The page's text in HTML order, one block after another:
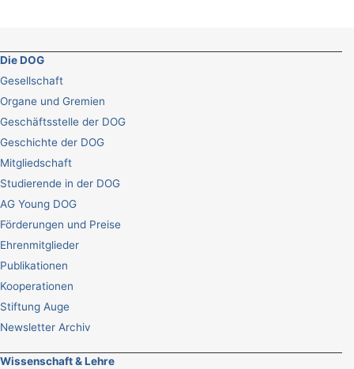
Die DOG
Gesellschaft
Organe und Gremien
Geschäftsstelle der DOG
Geschichte der DOG
Mitgliedschaft
Studierende in der DOG
AG Young DOG
Förderungen und Preise
Ehrenmitglieder
Publikationen
Kooperationen
Stiftung Auge
Newsletter Archiv
Wissenschaft & Lehre